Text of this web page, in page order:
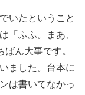
いたということ
「ふふ。まあ、
ん大事です。
ました。台本に
は書いてなかっ